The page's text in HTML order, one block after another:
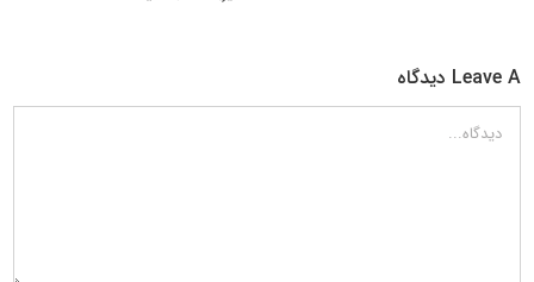
Leave A دیدگاه
دیدگاه